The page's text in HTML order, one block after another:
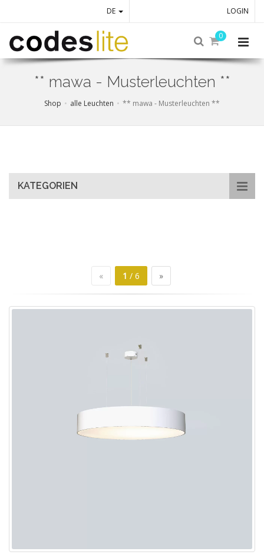
LOGIN
DE
0
** mawa - Musterleuchten **
Shop alle Leuchten ** mawa - Musterleuchten **
KATEGORIEN
« 1 / 6 »